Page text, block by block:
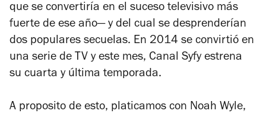
que se convertiría en el suceso televisivo más
fuerte de ese año— y del cual se desprenderían
dos populares secuelas. En 2014 se convirtió en
una serie de TV y este mes, Canal Syfy estrena
su cuarta y última temporada.
A proposito de esto, platicamos con Noah Wyle,